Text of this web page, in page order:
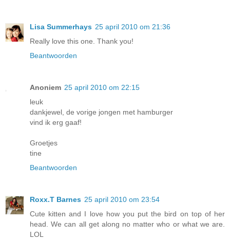
Lisa Summerhays 25 april 2010 om 21:36
Really love this one. Thank you!
Beantwoorden
Anoniem 25 april 2010 om 22:15
leuk
dankjewel, de vorige jongen met hamburger
vind ik erg gaaf!
Groetjes
tine
Beantwoorden
Roxx.T Barnes 25 april 2010 om 23:54
Cute kitten and I love how you put the bird on top of her
head. We can all get along no matter who or what we are.
LOL